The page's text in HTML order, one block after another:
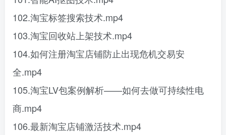
102.淘宝标签搜索技术.mp4
103.淘宝回收站上架技术.mp4
104.如何注册淘宝店铺防止出现危机交易安
全.mp4
105.淘宝LV包案例解析——如何去做可持续性电
商.mp4
106.最新淘宝店铺激活技术.mp4